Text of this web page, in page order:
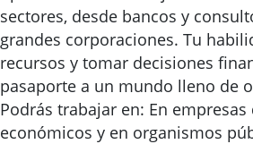
sectores, desde bancos y
grandes corporaciones. Tu
recursos y tomar decisiones
pasaporte a un mundo lleno de
Podrás trabajar en: En
económicos y en organismos